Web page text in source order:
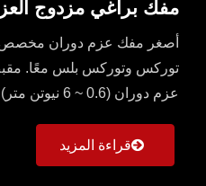
مفك براغي مزدوج
أصغر مفك عزم دوران مخصص
عزم دوران (0.6 ~ 6 نيوتن متر)...
قراءة المزيد